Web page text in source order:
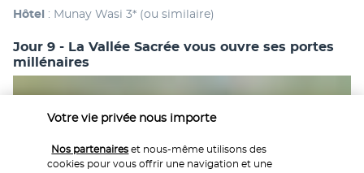
Hôtel
: Munay Wasi 3* (ou similaire)
Jour 9 - La Vallée Sacrée vous ouvre ses portes
millénaires
Votre vie privée nous importe
Nos partenaires et nous-même utilisons des
cookies pour vous offrir une navigation et une